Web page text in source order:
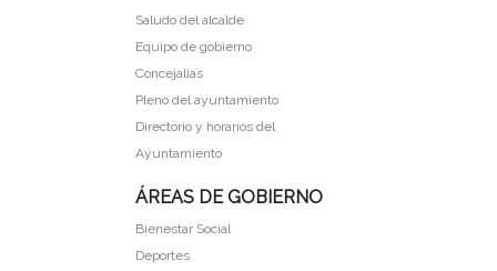
Saludo del alcalde
Equipo de gobierno
Concejalias
Pleno del ayuntamiento
Directorio y horarios del
Ayuntamiento
ÁREAS DE GOBIERNO
Bienestar Social
Deportes